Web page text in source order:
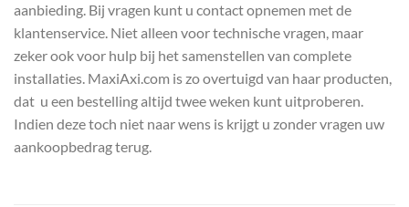
aanbieding. Bij vragen kunt u contact opnemen met de
klantenservice. Niet alleen voor technische vragen, maar
zeker ook voor hulp bij het samenstellen van complete
installaties. MaxiAxi.com is zo overtuigd van haar producten,
dat u een bestelling altijd twee weken kunt uitproberen.
Indien deze toch niet naar wens is krijgt u zonder vragen uw
aankoopbedrag terug.